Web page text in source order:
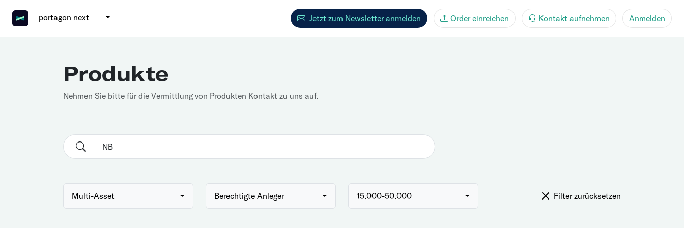
portagon next Jetzt zum Newsletter anmelden Order einreichen Kontakt aufnehmen Anmelden
Produkte
Nehmen Sie bitte für die Vermittlung von Produkten Kontakt zu uns auf.
Multi-Asset Berechtigte Anleger 15.000-50.000 Filter zurücksetzen